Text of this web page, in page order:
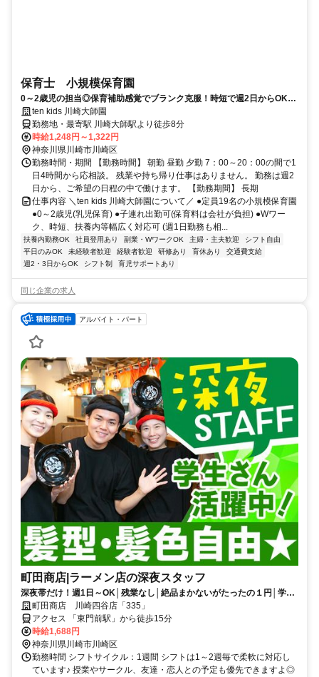
保育士 小規模保育園
0～2歳児の担当◎保育補助感覚でブランク克服！時短で週2日からOK！
土日休み可！お子様連れ勤務◎
ten kids 川崎大師園
勤務地・最寄駅 川崎大師駅より徒歩8分
時給1,248円～1,322円
神奈川県川崎市川崎区
勤務時間・期間 【勤務時間】 朝勤 昼勤 夕勤 7：00～20：00の間で1
日4時間から応相談。 残業や持ち帰り仕事はありません。 勤務は週2
日から、ご希望の日程の中で働けます。 【勤務期間】 長期
仕事内容 ＼ten kids 川崎大師園について／ ●定員19名の小規模保育園
●0～2歳児(乳児保育) ●子連れ出勤可(保育料は会社が負担) ●Wワー
ク、時短、扶養内等幅広く対応可 (週1日勤務も相...
扶養内勤務OK 社員登用あり 副業・WワークOK 主婦・主夫歓迎
シフト自由
平日のみOK
未経験者歓迎 経験者歓迎 研修あり 育休あり
交通費支給
週2・3日からOK
シフト制 育児サポートあり
同じ企業の求人
アルバイト・パート
町田商店|ラーメン店の深夜スタッフ
深夜帯だけ！週1日～OK│残業なし│絶品まかないがたったの１円│学生
さん活躍中！│髪色自由
町田商店 川崎四谷店「335」
アクセス 「東門前駅」から徒歩15分
時給1,688円
神奈川県川崎市川崎区
勤務時間 シフトサイクル：1週間 シフトは1～2週毎で柔軟に対応し
ています♪ 授業やサークル、友達・恋人との予定も優先できますよ◎